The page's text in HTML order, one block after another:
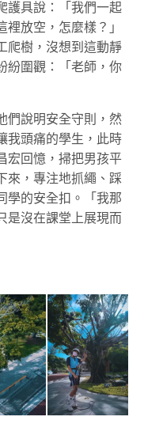
護具說：「我們一起
放空，怎麼樣？」
爬樹 ，沒想到這動靜
紛圍觀：「老師，你
們說明安全守則，然
我頭痛的學生，此時
宏回憶，掃把男孩平
來，專注地抓繩、踩
學的安全扣。「我那
是沒在課堂上展現而